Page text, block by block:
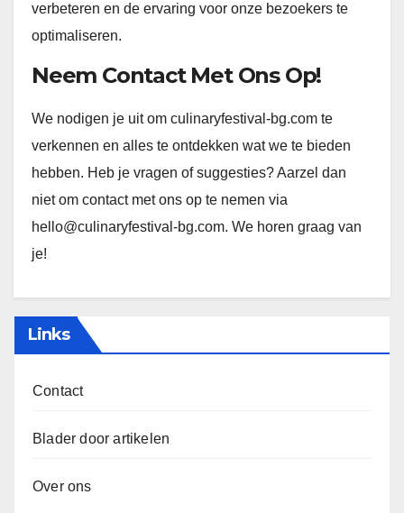
verbeteren en de ervaring voor onze bezoekers te
optimaliseren.
Neem Contact Met Ons Op!
We nodigen je uit om culinaryfestival-bg.com te
verkennen en alles te ontdekken wat we te bieden
hebben. Heb je vragen of suggesties? Aarzel dan
niet om contact met ons op te nemen via
hello@culinaryfestival-bg.com. We horen graag van
je!
Links
Contact
Blader door artikelen
Over ons